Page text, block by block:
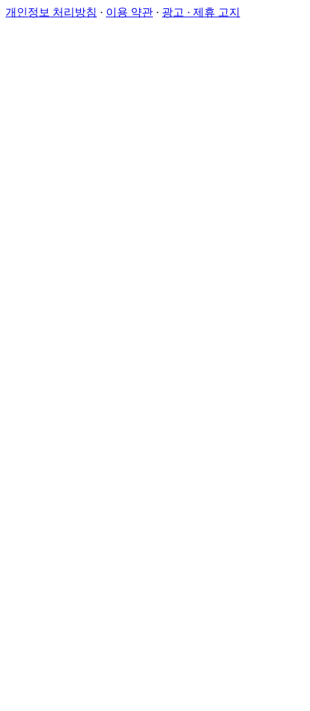
개인정보 처리방침 · 이용 약관 · 광고 · 제휴 고지